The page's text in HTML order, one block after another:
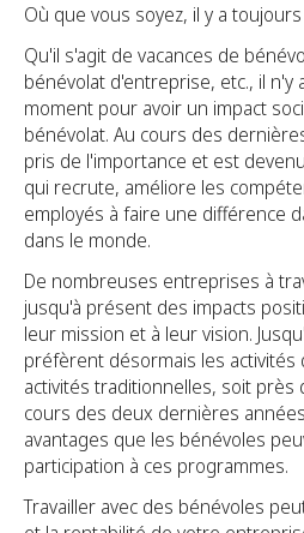
Où que vous soyez, il y a
Qu'il s'agit de vacances de
bénévolat d'entreprise, etc., il n'y
moment pour avoir un impact
bénévolat. Au cours des
pris de l'importance et est
qui recrute, améliore les
employés à faire une différence
dans le monde.
De nombreuses entreprises à
jusqu'à présent des impacts
leur mission et à leur vision.
préfèrent désormais les activités
activités traditionnelles, soit près
cours des deux dernières
avantages que les bénévoles
participation à ces programmes.
Travailler avec des bénévoles